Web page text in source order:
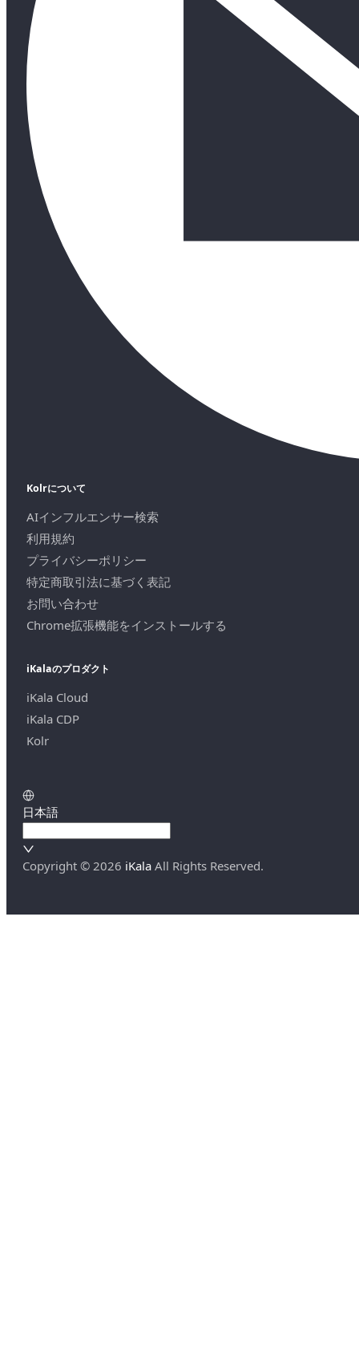
Kolrについて
AIインフルエンサー検索
利用規約
プライバシーポリシー
特定商取引法に基づく表記
お問い合わせ
Chrome拡張機能をインストールする
iKalaのプロダクト
iKala Cloud
iKala CDP
Kolr
日本語
Copyright © 2026 iKala All Rights Reserved.